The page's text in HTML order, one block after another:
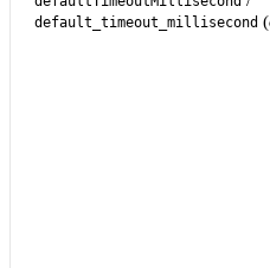
default_timeout_millisecond (